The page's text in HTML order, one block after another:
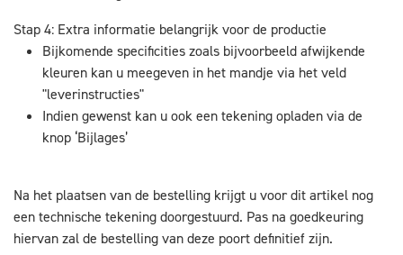
Stap 4: Extra informatie belangrijk voor de productie
Bijkomende specificities zoals bijvoorbeeld afwijkende
kleuren kan u meegeven in het mandje via het veld
"leverinstructies"
Indien gewenst kan u ook een tekening opladen via de
knop ‘Bijlages’
Na het plaatsen van de bestelling krijgt u voor dit artikel nog
een technische tekening doorgestuurd. Pas na goedkeuring
hiervan zal de bestelling van deze poort definitief zijn.